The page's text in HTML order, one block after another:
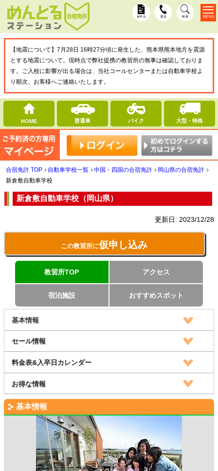
仮申込 電話 検索
【地震について】7月28日 16時27分頃に発生した、熊本県熊本地方を震源
とする地震について。現時点で弊社提携の教習所の無事は確認しておりま
す。ご入校に影響が出る場合は、当社コールセンターまたは自動車学校よ
り順次、お客様へご連絡いたします。
HOME 普通車 バイク 大型・特殊
MENU
合宿免許 TOP 自動車学校一覧 中国・四国の合宿免許
岡山県の合宿免許
新倉敷自動車学校
新倉敷自動車学校（岡山県）
更新日: 2023/12/28
この教習所に仮申し込み
教習所TOP アクセス
宿泊施設 おすすめスポット
基本情報
セール情報
料金表&入卒日カレンダー
お得な情報
基本情報